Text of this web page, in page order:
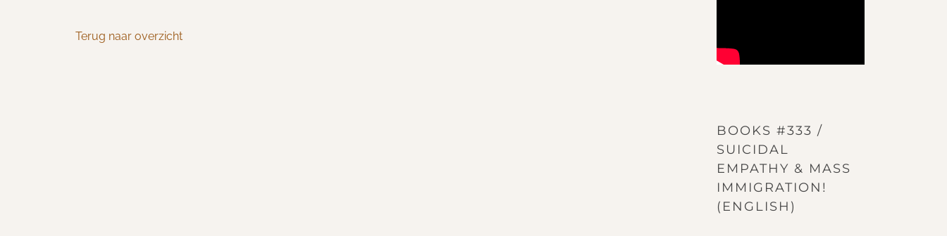
Terug naar overzicht
BOOKS #333 /
SUICIDAL
EMPATHY & MASS
IMMIGRATION!
(ENGLISH)